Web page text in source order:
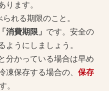
ります。
れる期限のこと。
「消費期限」 です。安全の
ようにしましょう。
分かっている場合は早め
凍保存する場合の、 保存
。